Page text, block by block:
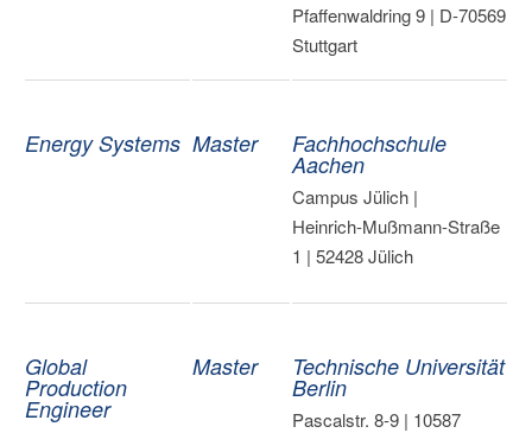
Pfaffenwaldring 9 | D-70569
Stuttgart
Energy Systems Master Fachhochschule
Aachen
Campus Jülich |
Heinrich-Mußmann-Straße
1 | 52428 Jülich
Global
Production
Engineer
Master Technische Universität
Berlin
Pascalstr. 8-9 | 10587